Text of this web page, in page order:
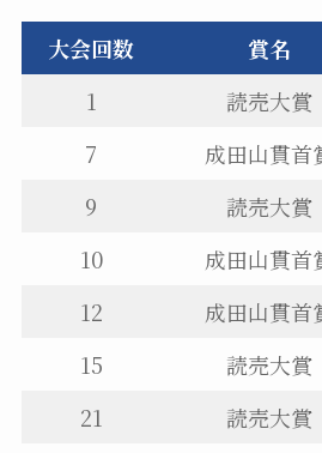
大会回数 賞名
1
読売大賞
7
成田山貫首
9
読売大賞
10
成田山貫首
12
成田山貫首
15
読売大賞
21
読売大賞